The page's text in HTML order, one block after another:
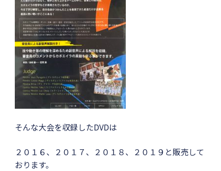
そんな大会を収録したDVDは
２０１６、２０１７、２０１８、２０１９と販売して
おります。